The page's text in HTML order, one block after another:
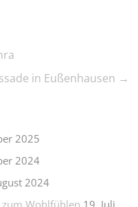
in Eußenhausen →
2025
2024
2024
zum Wohlfühlen 19. Juli